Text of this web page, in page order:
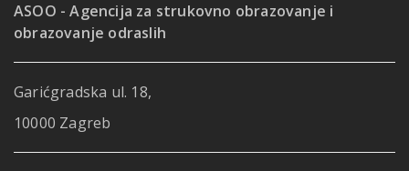
ASOO - Agencija za strukovno obrazovanje i
obrazovanje odraslih
Garićgradska ul. 18,
10000 Zagreb